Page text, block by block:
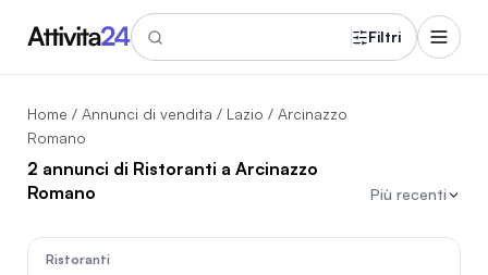
Filtri
Home / Annunci di vendita / Lazio / Arcinazzo
Romano
2 annunci di Ristoranti a Arcinazzo
Romano
Più recenti
Ristoranti